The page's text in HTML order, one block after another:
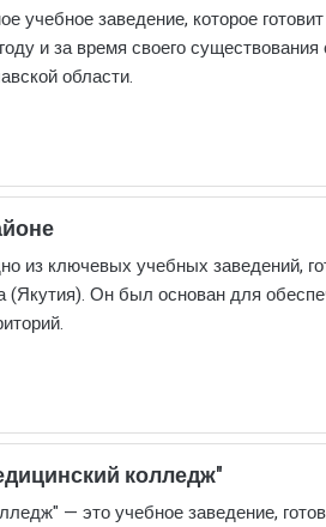
учебное заведение, которое
и за время своего
области.
из ключевых учебных заведений,
(Якутия). Он был основан для
колледж"
— это учебное заведение,